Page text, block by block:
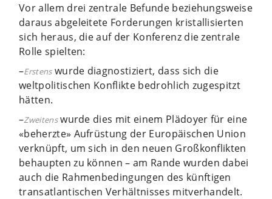
Vor allem drei zentrale Befunde beziehungsweise
daraus abgeleitete Forderungen kristallisierten
sich heraus, die auf der Konferenz die zentrale
Rolle spielten:
–Erstenswurde diagnostiziert, dass sich die
weltpolitischen Konflikte bedrohlich zugespitzt
hätten.
–Zweitenswurde dies mit einem Plädoyer für eine
«beherzte» Aufrüstung der Europäischen Union
verknüpft, um sich in den neuen Großkonflikten
behaupten zu können – am Rande wurden dabei
auch die Rahmenbedingungen des künftigen
transatlantischen Verhältnisses mitverhandelt.